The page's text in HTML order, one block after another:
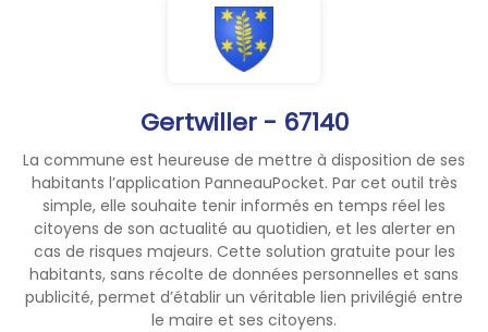
Gertwiller - 67140
La commune est heureuse de mettre à disposition de ses
habitants l’application PanneauPocket. Par cet outil très
simple, elle souhaite tenir informés en temps réel les
citoyens de son actualité au quotidien, et les alerter en
cas de risques majeurs. Cette solution gratuite pour les
habitants, sans récolte de données personnelles et sans
publicité, permet d’établir un véritable lien privilégié entre
le maire et ses citoyens.